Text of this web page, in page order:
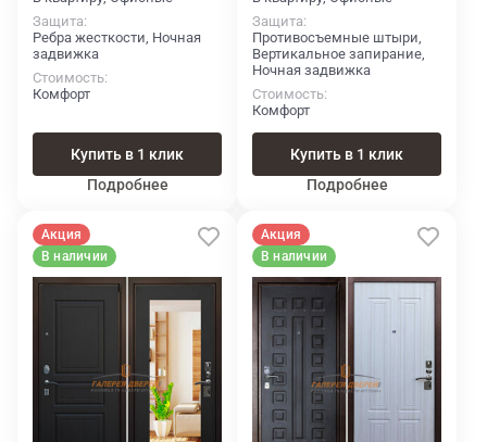
Защита
Ребра жесткости, Ночная
задвижка
Стоимость
Комфорт
Купить в 1 клик
Подробнее
Защита
Противосъемные штыри,
Вертикальное запирание,
Ночная задвижка
Стоимость
Комфорт
Купить в 1 клик
Подробнее
Акция
В наличии
Акция
В наличии